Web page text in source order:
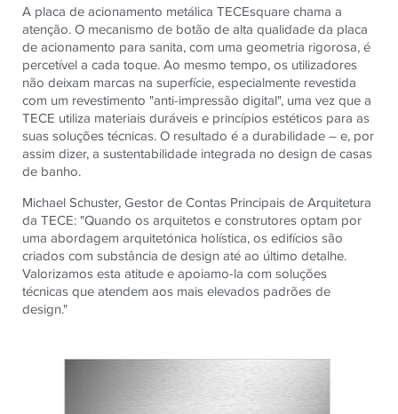
A placa de acionamento metálica TECEsquare chama a
atenção. O mecanismo de botão de alta qualidade da placa
de acionamento para sanita, com uma geometria rigorosa, é
percetível a cada toque. Ao mesmo tempo, os utilizadores
não deixam marcas na superfície, especialmente revestida
com um revestimento "anti-impressão digital", uma vez que a
TECE utiliza materiais duráveis ​​e princípios estéticos para as
suas soluções técnicas. O resultado é a durabilidade – e, por
assim dizer, a sustentabilidade integrada no design de casas
de banho.
Michael Schuster, Gestor de Contas Principais de Arquitetura
da TECE: "Quando os arquitetos e construtores optam por
uma abordagem arquitetónica holística, os edifícios são
criados com substância de design até ao último detalhe.
Valorizamos esta atitude e apoiamo-la com soluções
técnicas que atendem aos mais elevados padrões de
design."